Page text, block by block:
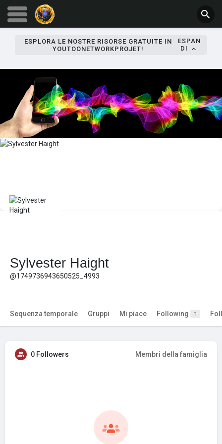
ESPLORA LE NOSTRE RISORSE GRATUITE IN
YOUTOONETWORKPROJET!
ESPAN
DI
Sylvester Haight
@1749736943650525_4993
Sequenza temporale Gruppi Mi piace Following 1
0 Followers Membri della famiglia